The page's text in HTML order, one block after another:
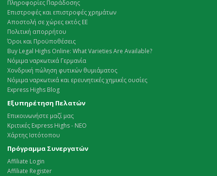
Πληροφορίες Παράδοσης
Επιστροφές και επιστροφές χρημάτων
Αποστολή σε χώρες εκτός ΕΕ
Πολιτική απορρήτου
Όροι και Προϋποθέσεις
Buy Legal Highs Online: What Varieties Are Available?
Νόμιμα ναρκωτικά Γερμανία
Χονδρική πώληση φυτικών θυμιάματος
Νόμιμα ναρκωτικά και ερευνητικές χημικές ουσίες
Express Highs Blog
Εξυπηρέτηση Πελατών
Επικοινωνήστε μαζί μας
Κριτικές Express Highs - ΝΕΟ
Χάρτης Ιστότοπου
Πρόγραμμα Συνεργατών
Affiliate Login
Affiliate Register